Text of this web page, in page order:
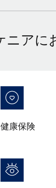
ニアに
健康保険